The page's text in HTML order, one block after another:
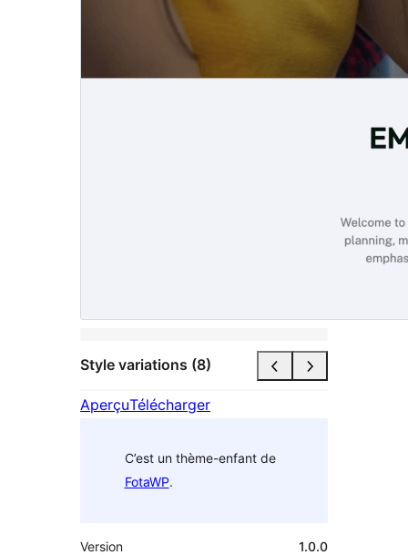
Style variations (8)
AperçuTélécharger
C’est un thème-enfant de
FotaWP.
Version
1.0.0